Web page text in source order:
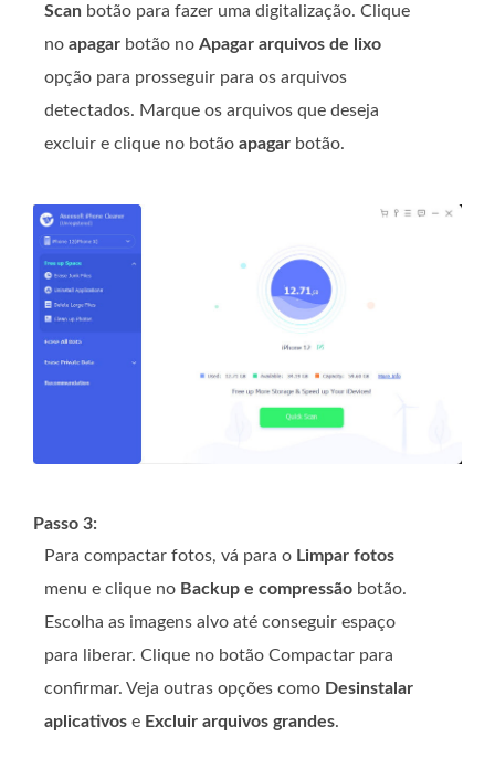
Scan botão para fazer uma digitalização. Clique
no apagar botão no Apagar arquivos de lixo
opção para prosseguir para os arquivos
detectados. Marque os arquivos que deseja
excluir e clique no botão apagar botão.
Passo 3:
Para compactar fotos, vá para o Limpar fotos
menu e clique no Backup e compressão botão.
Escolha as imagens alvo até conseguir espaço
para liberar. Clique no botão Compactar para
confirmar. Veja outras opções como Desinstalar
aplicativos e Excluir arquivos grandes.